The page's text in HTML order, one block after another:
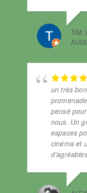
TIM
un très
pensé
nous. Un
espaces
cinéma et